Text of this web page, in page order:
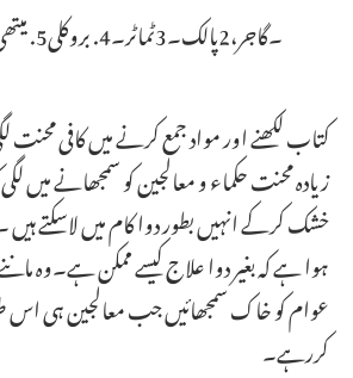
کتاب لکھنے اور مواد جمع کرنے میں کافی
زیادہ محنت حکماء و معالجین کو سمجھانے میں
خشک کرکے انہیں بطور دوا کام میں لاسکتے
ہوا ہے کہ بغیر دوا علاج کیسے ممکن ہے۔وہ
عوام کو خاک سمجھائیں جب معالجین ہی
کررہے۔